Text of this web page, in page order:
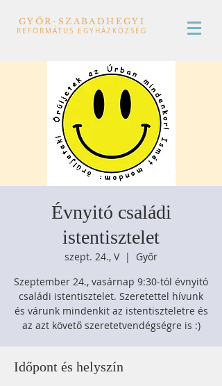
GYŐR-SZABADHEGYI
REFORMÁTUS EGYHÁZKÖZSÉG
Évnyitó családi
istentisztelet
szept. 24., V
  |
Győr
Szeptember 24., vasárnap 9:30-tól évnyitó
családi istentisztelet. Szeretettel hívunk
és várunk mindenkit az istentiszteletre és
az azt követő szeretetvendégségre is :)
Időpont és helyszín